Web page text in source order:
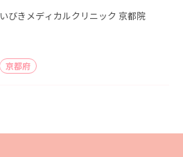
いびきメディカルクリニック 京都院
京都府